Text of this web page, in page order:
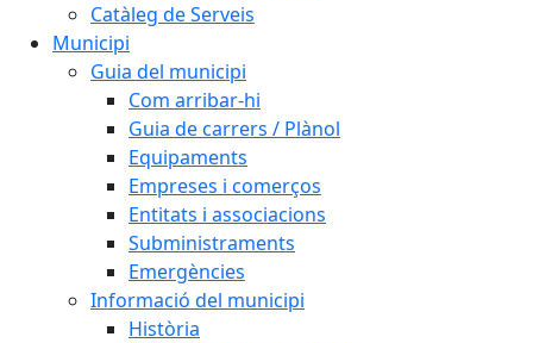
Catàleg de Serveis
Municipi
Guia del municipi
Com arribar-hi
Guia de carrers / Plànol
Equipaments
Empreses i comerços
Entitats i associacions
Subministraments
Emergències
Informació del municipi
Història